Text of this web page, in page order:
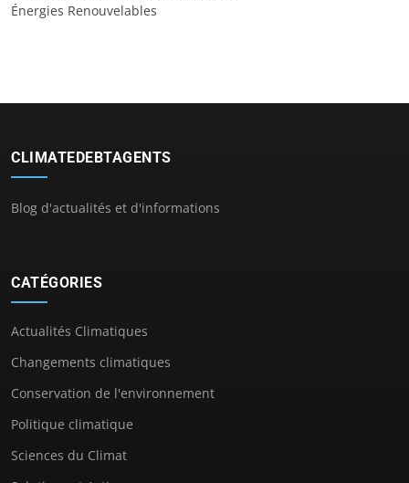
Énergies Renouvelables
CLIMATEDEBTAGENTS
Blog d'actualités et d'informations
CATÉGORIES
Actualités Climatiques
Changements climatiques
Conservation de l'environnement
Politique climatique
Sciences du Climat